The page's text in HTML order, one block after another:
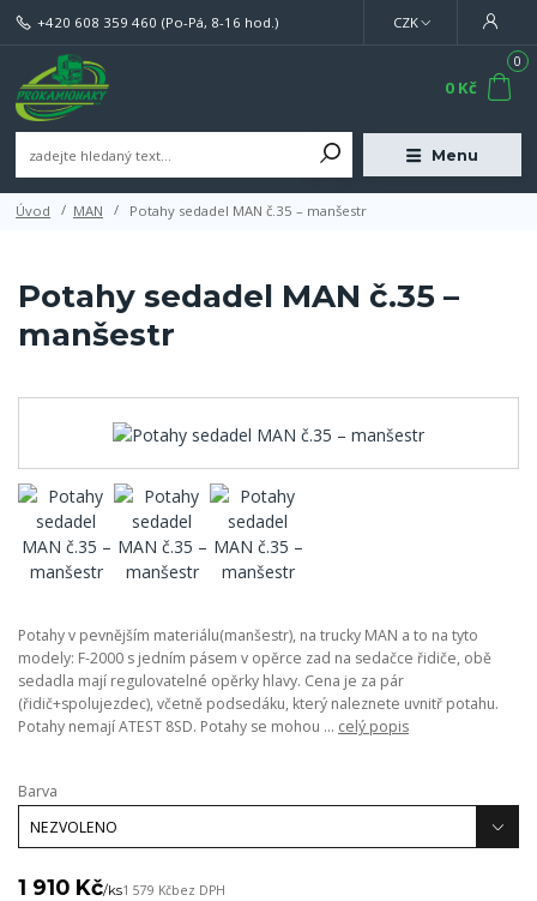
Menu
CZK
+420 608 359 460 (Po-Pá, 8-16 hod.)
0
0 Kč
Úvod MAN Potahy sedadel MAN č.35 – manšestr
Potahy sedadel MAN č.35 –
manšestr
Potahy v pevnějším materiálu(manšestr), na trucky MAN a to na tyto
modely: F-2000 s jedním pásem v opěrce zad na sedačce řidiče, obě
sedadla mají regulovatelné opěrky hlavy. Cena je za pár
(řidič+spolujezdec), včetně podsedáku, který naleznete uvnitř potahu.
Potahy nemají ATEST 8SD. Potahy se mohou ... celý popis
Barva
1 910 Kč/ks1 579 Kčbez DPH